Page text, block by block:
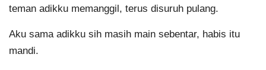
teman adikku memanggil, terus disuruh pulang.
Aku sama adikku sih masih main sebentar, habis itu
mandi.